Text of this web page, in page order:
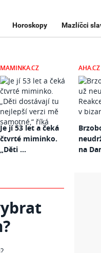
Horoskopy Mazlíčci
MAMINKA.CZ
Je jí 53 let a čeká
čtvrté miminko.
„Děti ...
AHA.CZ
na